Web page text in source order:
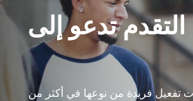
تدعو إلى
تفعيل فريدة من نوعها في أكثر من